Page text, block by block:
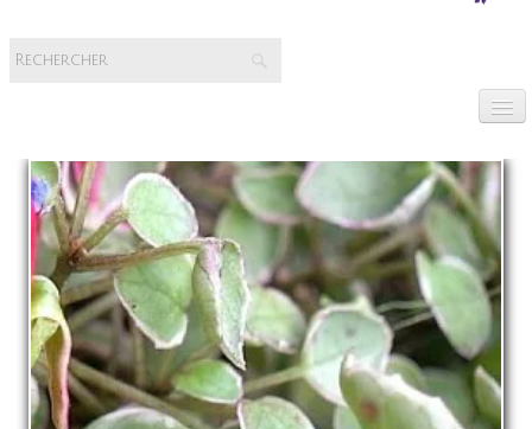
La pépinière
Boutique ▼
Événements ▼
Infos
Avis